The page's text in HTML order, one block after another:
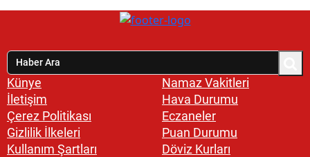
Künye
İletişim
Çerez Politikası
Gizlilik İlkeleri
Kullanım Şartları
Namaz Vakitleri
Hava Durumu
Eczaneler
Puan Durumu
Döviz Kurları